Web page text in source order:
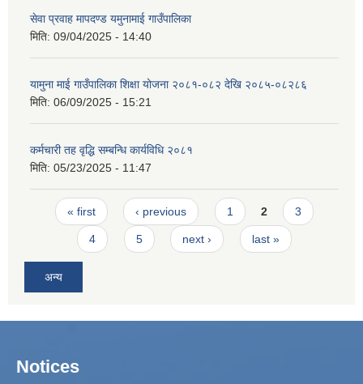
सेवा प्रवाह मापदण्ड यमुनामाई गाउँपालिका
मिति: 09/04/2025 - 14:40
यामुना माई गाउँपालिका शिक्षा योजना २०८१-०८२ देखि २०८५-०८२८६
मिति: 06/09/2025 - 15:21
कर्मचारी तह वृद्धि सम्बन्धि कार्यविधि २०८१
मिति: 05/23/2025 - 11:47
Pages
« first ‹ previous 1 2 3
4 5 next › last »
अन्य
Notices